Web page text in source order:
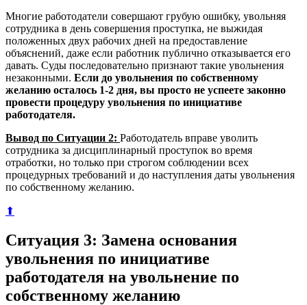
Многие работодатели совершают грубую ошибку, увольняя
сотрудника в день совершения проступка, не выжидая
положенных двух рабочих дней на предоставление
объяснений, даже если работник публично отказывается его
давать. Суды последовательно признают такие увольнения
незаконными. Если до увольнения по собственному
желанию осталось 1-2 дня, вы просто не успеете законно
провести процедуру увольнения по инициативе
работодателя.
Вывод по Ситуации 2: Работодатель вправе уволить
сотрудника за дисциплинарный проступок во время
отработки, но только при строгом соблюдении всех
процедурных требований и до наступления даты увольнения
по собственному желанию.
⬆
Ситуация 3: Замена основания
увольнения по инициативе
работодателя на увольнение по
собственному желанию